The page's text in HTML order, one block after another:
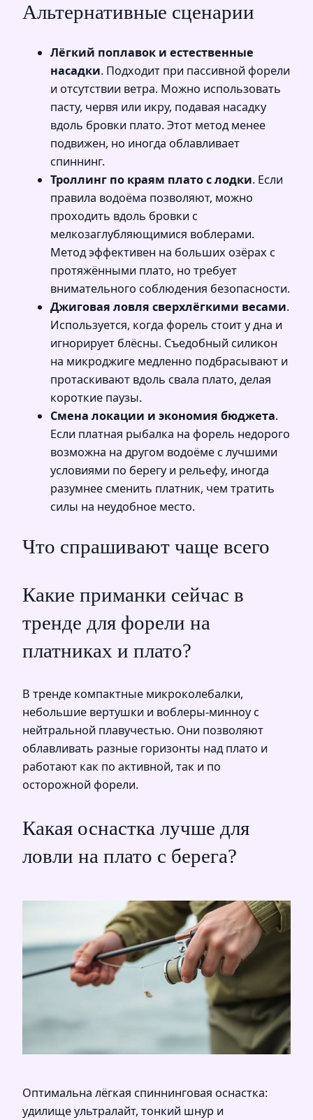
Альтернативные сценарии
Лёгкий поплавок и естественные
насадки. Подходит при пассивной форели
и отсутствии ветра. Можно использовать
пасту, червя или икру, подавая насадку
вдоль бровки плато. Этот метод менее
подвижен, но иногда облавливает
спиннинг.
Троллинг по краям плато с лодки. Если
правила водоёма позволяют, можно
проходить вдоль бровки с
мелкозаглубляющимися воблерами.
Метод эффективен на больших озёрах с
протяжёнными плато, но требует
внимательного соблюдения безопасности.
Джиговая ловля сверхлёгкими весами.
Используется, когда форель стоит у дна и
игнорирует блёсны. Съедобный силикон
на микроджиге медленно подбрасывают и
протаскивают вдоль свала плато, делая
короткие паузы.
Смена локации и экономия бюджета.
Если платная рыбалка на форель недорого
возможна на другом водоёме с лучшими
условиями по берегу и рельефу, иногда
разумнее сменить платник, чем тратить
силы на неудобное место.
Что спрашивают чаще всего
Какие приманки сейчас в
тренде для форели на
платниках и плато?
В тренде компактные микроколебалки,
небольшие вертушки и воблеры-минноу с
нейтральной плавучестью. Они позволяют
облавливать разные горизонты над плато и
работают как по активной, так и по
осторожной форели.
Какая оснастка лучше для
ловли на плато с берега?
Оптимальна лёгкая спиннинговая оснастка:
удилище ультралайт, тонкий шнур и